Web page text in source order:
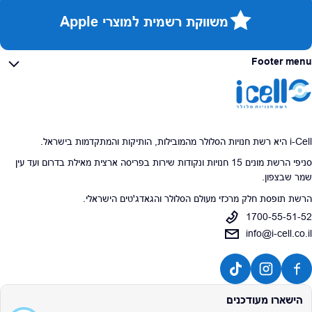
משווקת רשמית למוצרי Apple
Footer menu
i-Cell היא רשת חנויות הסלולר מהמובילות, הותיקות והמתקדמות בישראל.
סניפי הרשת מונים 15 חנויות ונקודות שירות בפריסה ארצית מאילת בדרום ועד עין
שמר שבצפון.
הרשת תופסת חלק מרכזי מעולם הסלולר והגאדג'טים הישראלי.
1700-55-51-52
info@i-cell.co.il
הישארו מעודכנים